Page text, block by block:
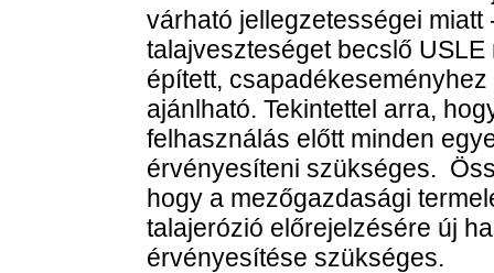
várható jellegzetességei
talajveszteséget becslő
épített,
ajánlható. Tekintettel arra,
felhasználás előtt minden
érvényesíteni szükséges.
hogy a mezőgazdasági
talajerózió előrejelzésére új
érvényesítése szükséges.